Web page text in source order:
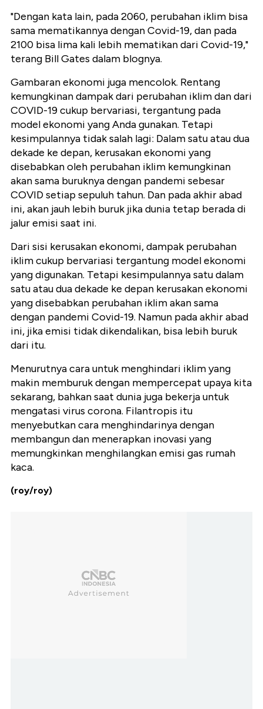
"Dengan kata lain, pada 2060, perubahan iklim bisa
sama mematikannya dengan Covid-19, dan pada
2100 bisa lima kali lebih mematikan dari Covid-19,"
terang Bill Gates dalam blognya.
Gambaran ekonomi juga mencolok. Rentang
kemungkinan dampak dari perubahan iklim dan dari
COVID-19 cukup bervariasi, tergantung pada
model ekonomi yang Anda gunakan. Tetapi
kesimpulannya tidak salah lagi: Dalam satu atau dua
dekade ke depan, kerusakan ekonomi yang
disebabkan oleh perubahan iklim kemungkinan
akan sama buruknya dengan pandemi sebesar
COVID setiap sepuluh tahun. Dan pada akhir abad
ini, akan jauh lebih buruk jika dunia tetap berada di
jalur emisi saat ini.
Dari sisi kerusakan ekonomi, dampak perubahan
iklim cukup bervariasi tergantung model ekonomi
yang digunakan. Tetapi kesimpulannya satu dalam
satu atau dua dekade ke depan kerusakan ekonomi
yang disebabkan perubahan iklim akan sama
dengan pandemi Covid-19. Namun pada akhir abad
ini, jika emisi tidak dikendalikan, bisa lebih buruk
dari itu.
Menurutnya cara untuk menghindari iklim yang
makin memburuk dengan mempercepat upaya kita
sekarang, bahkan saat dunia juga bekerja untuk
mengatasi virus corona. Filantropis itu
menyebutkan cara menghindarinya dengan
membangun dan menerapkan inovasi yang
memungkinkan menghilangkan emisi gas rumah
kaca.
(roy/roy)